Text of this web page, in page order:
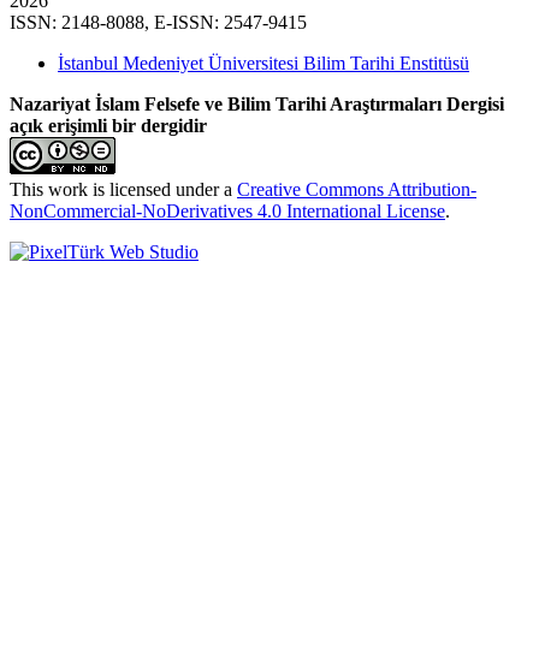
ISSN: 2148-8088, E-ISSN: 2547-9415
İstanbul Medeniyet Üniversitesi Bilim Tarihi Enstitüsü
Nazariyat İslam Felsefe ve Bilim Tarihi Araştırmaları Dergisi
açık erişimli bir dergidir
This work is licensed under a Creative Commons Attribution-
NonCommercial-NoDerivatives 4.0 International License.